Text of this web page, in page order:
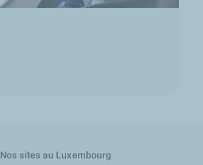
Nos sites au Luxembourg